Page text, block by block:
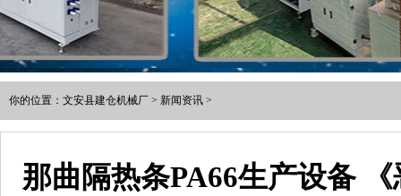
你的位置： 文安县建仓机械厂 > 新闻资讯 >
那曲隔热条PA66生产设备